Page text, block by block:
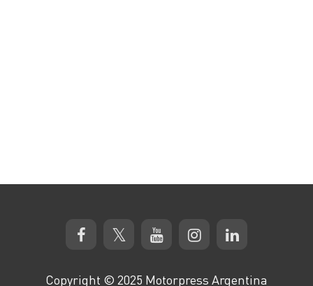
Copyright © 2025 Motorpress Argentina